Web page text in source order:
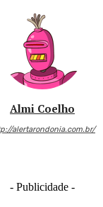
Almi Coelho
alertarondonia.com.br/
- Publicidade -